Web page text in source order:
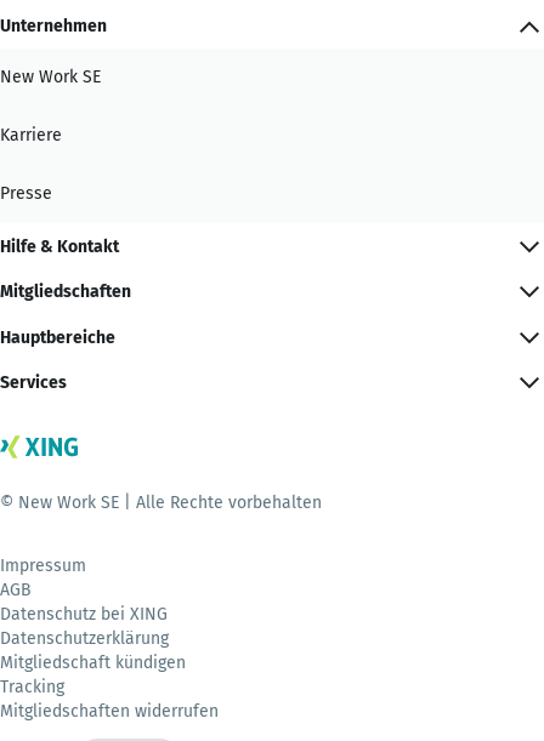
Unternehmen
New Work SE
Karriere
Presse
Hilfe & Kontakt
Mitgliedschaften
Hauptbereiche
Services
© New Work SE | Alle Rechte vorbehalten
Impressum
AGB
Datenschutz bei XING
Datenschutzerklärung
Mitgliedschaft kündigen
Tracking
Mitgliedschaften widerrufen